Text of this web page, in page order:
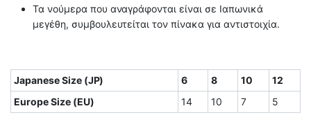
Τα νούμερα που αναγράφονται είναι σε Ιαπωνικά
μεγέθη, συμβουλευτείται τον πίνακα για αντιστοιχία.
Japanese Size (JP) 6 8 10
12
Europe Size (EU)
14 10 7 5